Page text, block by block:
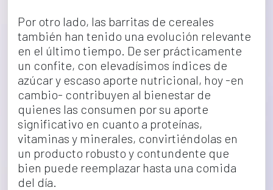
Por otro lado, las barritas de cereales
también han tenido una evolución relevante
en el último tiempo. De ser prácticamente
un confite, con elevadísimos índices de
azúcar y escaso aporte nutricional, hoy -en
cambio- contribuyen al bienestar de
quienes las consumen por su aporte
significativo en cuanto a proteínas,
vitaminas y minerales, convirtiéndolas en
un producto robusto y contundente que
bien puede reemplazar hasta una comida
del día.